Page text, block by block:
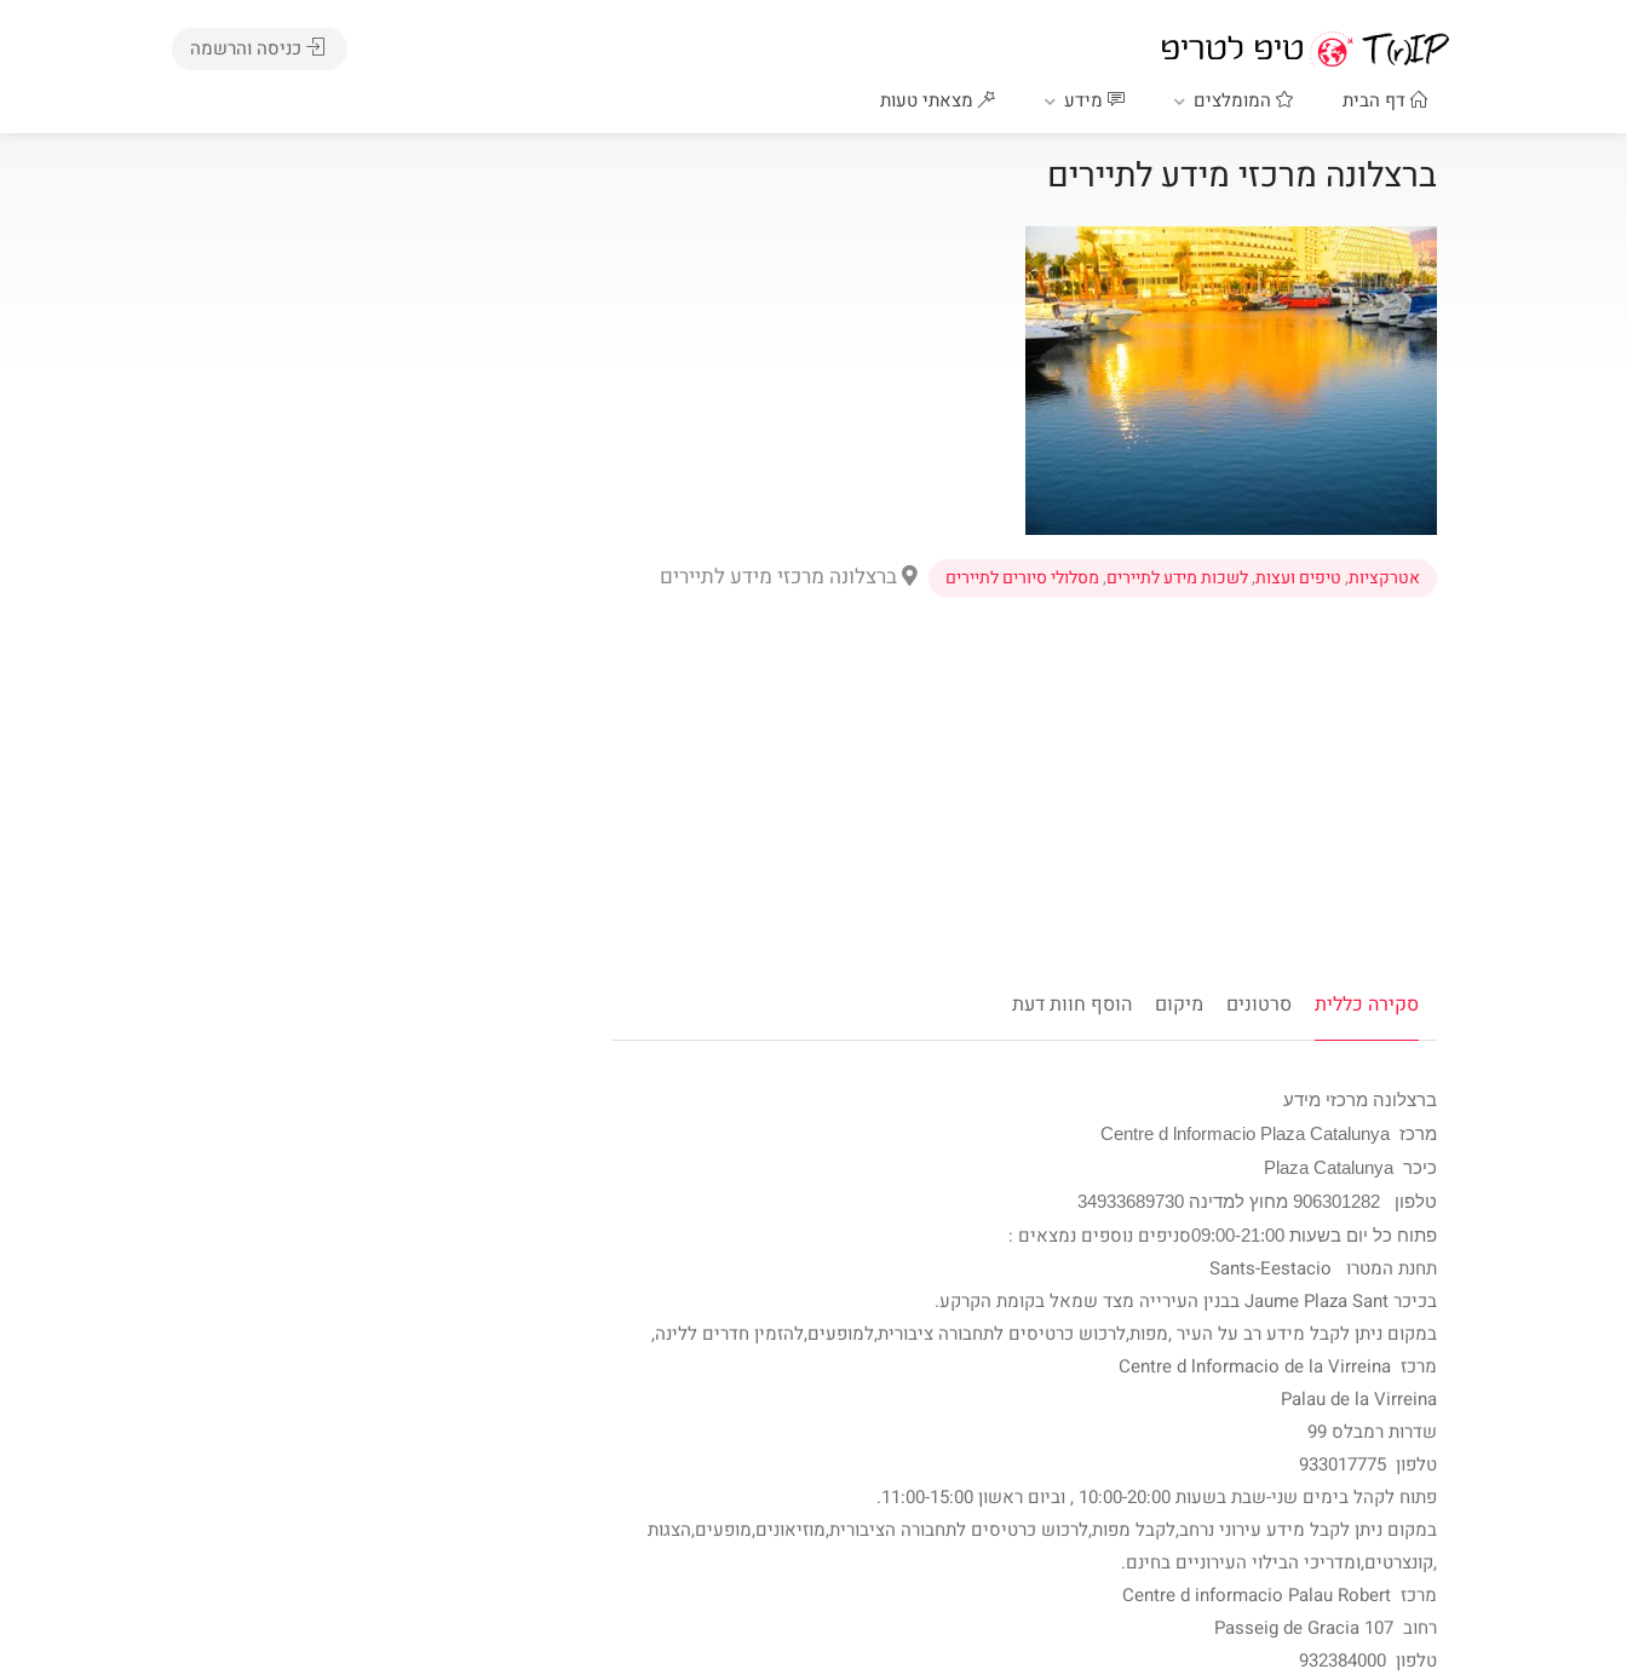
דף הבית המומלצים מידע מצאתי טעות
כניסה והרשמה
ברצלונה מרכזי מידע לתיירים
אטרקציות,טיפים ועצות,לשכות מידע לתיירים,מסלולי סיורים לתיירים ברצלונה מרכזי מידע לתיירים
סקירה כללית סרטונים מיקום הוסף חוות דעת
ברצלונה מרכזי מידע
מרכז Centre d lnformacio Plaza Catalunya
כיכר Plaza Catalunya
טלפון 906301282 מחוץ למדינה 34933689730
פתוח כל יום בשעות 09:00-21:00
סניפים נוספים נמצאים :
תחנת המטרו Sants-Eestacio
בכיכר Jaume Plaza Sant בבנין העירייה מצד שמאל בקומת הקרקע.
במקום ניתן לקבל מידע רב על העיר ,מפות,לרכוש כרטיסים לתחבורה ציבורית,למופעים,להזמין חדרים ללינה,
מרכז Centre d lnformacio de la Virreina
Palau de la Virreina
שדרות רמבלס 99
טלפון 933017775
פתוח לקהל בימים שני-שבת בשעות 10:00-20:00 , וביום ראשון 11:00-15:00.
במקום ניתן לקבל מידע עירוני נרחב,לקבל מפות,לרכוש כרטיסים לתחבורה הציבורית,מוזיאונים,מופעים,הצגות
,קונצרטים,ומדריכי הבילוי העירוניים בחינם.
מרכז Centre d informacio Palau Robert
רחוב Passeig de Gracia 107
טלפון 932384000